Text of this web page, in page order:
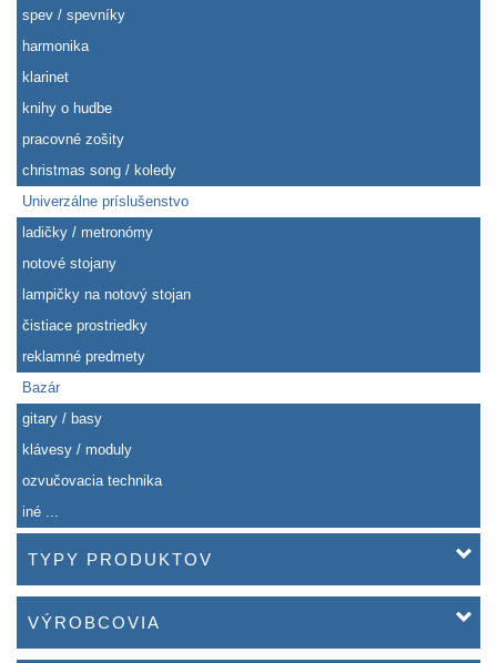
spev / spevníky
harmonika
klarinet
knihy o hudbe
pracovné zošity
christmas song / koledy
Univerzálne príslušenstvo
ladičky / metronómy
notové stojany
lampičky na notový stojan
čistiace prostriedky
reklamné predmety
Bazár
gitary / basy
klávesy / moduly
ozvučovacia technika
iné ...
TYPY PRODUKTOV
VÝROBCOVIA